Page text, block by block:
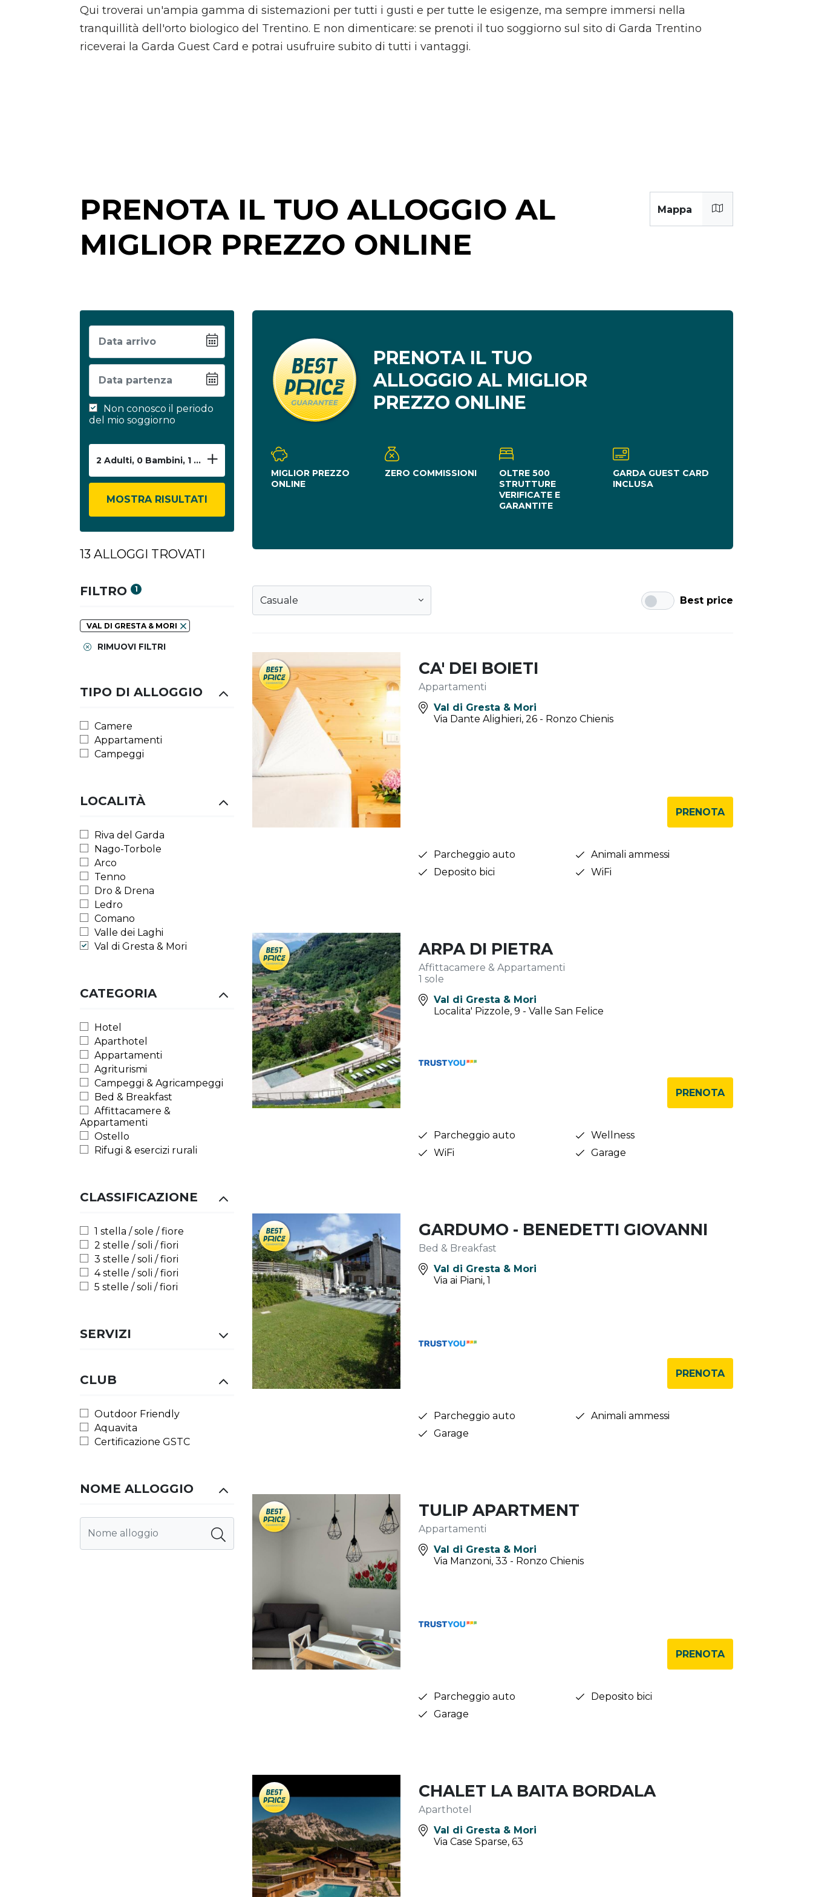
Qui troverai un'ampia gamma di sistemazioni per tutti i gusti e per tutte le esigenze, ma sempre immersi nella
tranquillità dell'orto biologico del Trentino. E non dimenticare: se prenoti il tuo soggiorno sul sito di Garda Trentino
riceverai la Garda Guest Card e potrai usufruire subito di tutti i vantaggi.
Mappa
PRENOTA IL TUO ALLOGGIO AL
MIGLIOR PREZZO ONLINE
Non conosco il periodo
del mio soggiorno
2 Adulti, 0 Bambini, 1 Camera
MOSTRA RISULTATI
13 ALLOGGI TROVATI
FILTRO 1
VAL DI GRESTA & MORI
RIMUOVI FILTRI
TIPO DI ALLOGGIO
Camere
Appartamenti
Campeggi
LOCALITÀ
Riva del Garda
Nago-Torbole
Arco
Tenno
Dro & Drena
Ledro
Comano
Valle dei Laghi
Val di Gresta & Mori
CATEGORIA
Hotel
Aparthotel
Appartamenti
Agriturismi
Campeggi & Agricampeggi
Bed & Breakfast
Affittacamere &
Appartamenti
Ostello
Rifugi & esercizi rurali
CLASSIFICAZIONE
1 stella / sole / fiore
2 stelle / soli / fiori
3 stelle / soli / fiori
4 stelle / soli / fiori
5 stelle / soli / fiori
SERVIZI
CLUB
Outdoor Friendly
Aquavita
Certificazione GSTC
NOME ALLOGGIO
PRENOTA IL TUO
ALLOGGIO AL MIGLIOR
PREZZO ONLINE
MIGLIOR PREZZO
ONLINE
ZERO COMMISSIONI
OLTRE 500
STRUTTURE
VERIFICATE E
GARANTITE
GARDA GUEST CARD
INCLUSA
Casuale Best price
CA' DEI BOIETI
Appartamenti
Val di Gresta & Mori
Via Dante Alighieri, 26 - Ronzo Chienis
PRENOTA
Parcheggio auto
Animali ammessi
Deposito bici
WiFi
ARPA DI PIETRA
Affittacamere & Appartamenti
1 sole
Val di Gresta & Mori
Localita' Pizzole, 9 - Valle San Felice
PRENOTA
Parcheggio auto
Wellness
WiFi
Garage
GARDUMO - BENEDETTI GIOVANNI
Bed & Breakfast
Val di Gresta & Mori
Via ai Piani, 1
PRENOTA
Parcheggio auto
Animali ammessi
Garage
TULIP APARTMENT
Appartamenti
Val di Gresta & Mori
Via Manzoni, 33 - Ronzo Chienis
PRENOTA
Parcheggio auto
Deposito bici
Garage
CHALET LA BAITA BORDALA
Aparthotel
Val di Gresta & Mori
Via Case Sparse, 63